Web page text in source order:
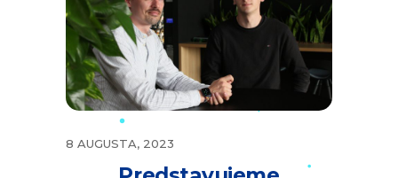
8 AUGUSTA, 2023